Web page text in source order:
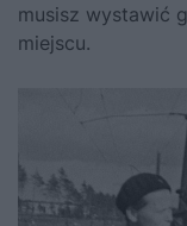
musisz wystawić
miejscu.